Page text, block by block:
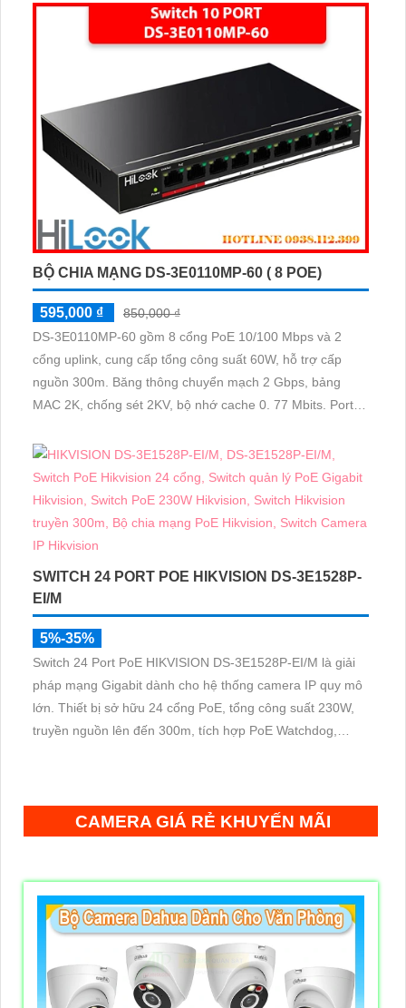
dễ lắp đặt.
BỘ CHIA MẠNG DS-3E0110MP-60 ( 8 POE)
595,000 ₫
850,000 ₫
DS-3E0110MP-60 gồm 8 cổng PoE 10/100 Mbps và 2
cổng uplink, cung cấp tổng công suất 60W, hỗ trợ cấp
nguồn 300m. Băng thông chuyển mạch 2 Gbps, bảng
MAC 2K, chống sét 2KV, bộ nhớ cache 0. 77 Mbits. Port
chắn giúp tản nhiệt hiệu quả, lý tưởng cho hệ thống
camera IP
SWITCH 24 PORT POE HIKVISION DS-3E1528P-
EI/M
5%-35%
Switch 24 Port PoE HIKVISION DS-3E1528P-EI/M là giải
pháp mạng Gigabit dành cho hệ thống camera IP quy mô
lớn. Thiết bị sở hữu 24 cổng PoE, tổng công suất 230W,
truyền nguồn lên đến 300m, tích hợp PoE Watchdog,
CAMERA GIÁ RẺ KHUYẾN MÃI